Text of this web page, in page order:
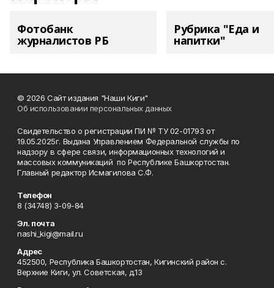
Фотобанк
журналистов РБ
Рубрика "Еда и
напитки"
© 2026 Сайт издания "Наши Киги"
Об использовании персональных данных
Свидетельство о регистрации ПИ № ТУ 02-01793 от
19.05.2025г. Выдана Управлением Федеральной службы по
надзору в сфере связи, информационных технологий и
массовых коммуникаций по Республике Башкортостан.
Главный редактор Исмагилова С.Ф.
Телефон
8 (34748) 3-09-84
Эл. почта
nashi_kigi@mail.ru
Адрес
452500, Республика Башкортостан, Кигинский район с.
Верхние Киги, ул. Советская, д.13